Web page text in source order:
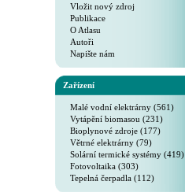
Vložit nový zdroj
Publikace
O Atlasu
Autoři
Napište nám
Zařízení
Malé vodní elektrárny (561)
Vytápění biomasou (231)
Bioplynové zdroje (177)
Větrné elektrárny (79)
Solární termické systémy (419)
Fotovoltaika (303)
Tepelná čerpadla (112)